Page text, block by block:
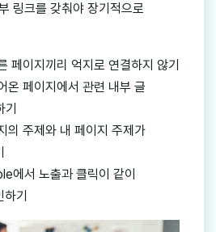
링크를 갖춰야 장기적으로
페이지끼리 억지로 연결하지 않기
온 페이지에서 관련 내부 글
의 주제와 내 페이지 주제가
에서 노출과 클릭이 같이
기